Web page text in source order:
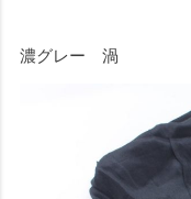
濃グレー 渦